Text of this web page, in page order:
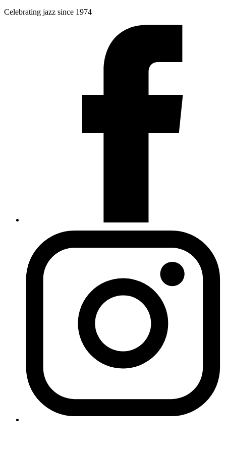
Celebrating jazz since 1974